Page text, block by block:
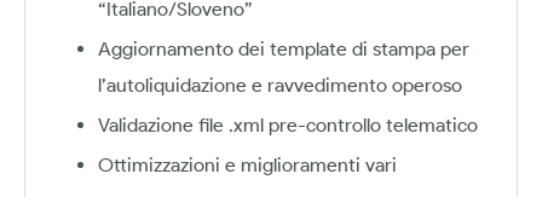
“Italiano/Sloveno”
Aggiornamento dei template di stampa per
l’autoliquidazione e ravvedimento operoso
Validazione file .xml pre-controllo telematico
Ottimizzazioni e miglioramenti vari